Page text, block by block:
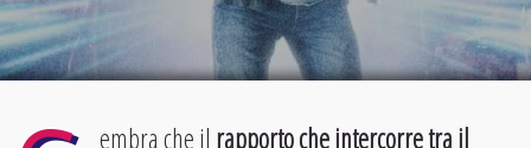
embra che il rapporto che intercorre tra il